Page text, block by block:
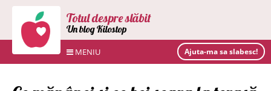
Totul despre slăbit
Un blog Kilostop
MENIU Ajuta-ma sa slabesc!